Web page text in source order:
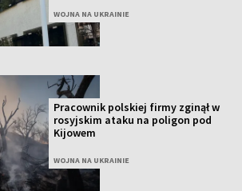
WOJNA NA UKRAINIE
Pracownik polskiej firmy zginął w
rosyjskim ataku na poligon pod
Kijowem
WOJNA NA UKRAINIE